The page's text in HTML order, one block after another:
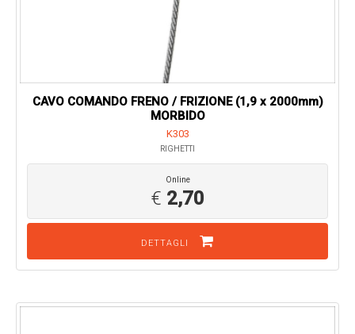
CAVO COMANDO FRENO / FRIZIONE (1,9 x 2000mm)
MORBIDO
K303
RIGHETTI
Online
€ 2,70
DETTAGLI